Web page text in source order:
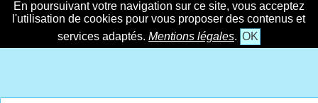
En poursuivant votre navigation sur ce site, vous acceptez
l'utilisation de cookies pour vous proposer des contenus et
services adaptés. Mentions légales. OK